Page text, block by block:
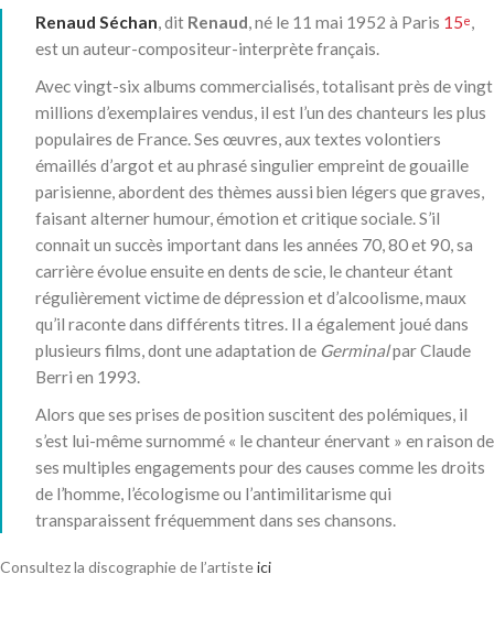
Renaud Séchan, dit Renaud, né le 11 mai 1952 à Paris 15e,
est un auteur-compositeur-interprète français.
Avec vingt-six albums commercialisés, totalisant près de vingt
millions d’exemplaires vendus, il est l’un des chanteurs les plus
populaires de France. Ses œuvres, aux textes volontiers
émaillés d’argot et au phrasé singulier empreint de gouaille
parisienne, abordent des thèmes aussi bien légers que graves,
faisant alterner humour, émotion et critique sociale. S’il
connait un succès important dans les années 70, 80 et 90, sa
carrière évolue ensuite en dents de scie, le chanteur étant
régulièrement victime de dépression et d’alcoolisme, maux
qu’il raconte dans différents titres. Il a également joué dans
plusieurs films, dont une adaptation de Germinalpar Claude
Berri en 1993.
Alors que ses prises de position suscitent des polémiques, il
s’est lui-même surnommé « le chanteur énervant » en raison de
ses multiples engagements pour des causes comme les droits
de l’homme, l’écologisme ou l’antimilitarisme qui
transparaissent fréquemment dans ses chansons.
Consultez la discographie de l’artisteici